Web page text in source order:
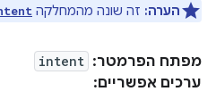
הערה: זה שונה מהמחלקה
מפתח הפרמטר: intent
ערכים אפשריים: